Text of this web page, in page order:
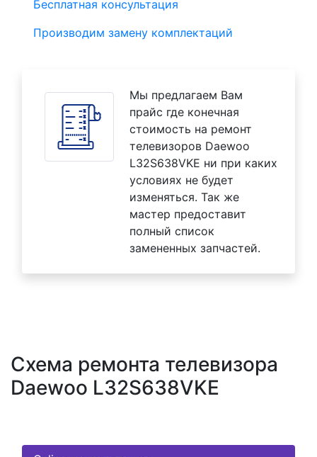
Бесплатная консультация
Производим замену комплектаций
Мы предлагаем Вам
прайс где конечная
стоимость на ремонт
телевизоров Daewoo
L32S638VKE ни при каких
условиях не будет
изменяться. Так же
мастер предоставит
полный список
замененных запчастей.
Схема ремонта телевизора
Daewoo L32S638VKE